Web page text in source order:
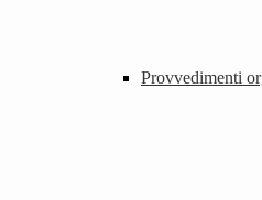
Provvedimenti